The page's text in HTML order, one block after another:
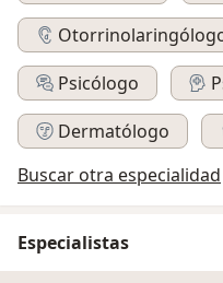
Psicólogo
Dermatólogo
Buscar otra especialidad
Especialistas